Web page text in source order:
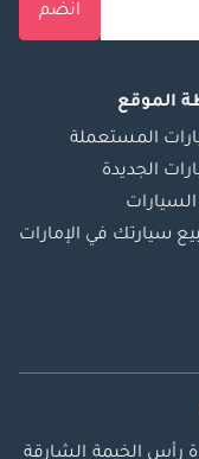
انضم
الموقع
المستعملة
الجديدة
السيارات
سيارتك في الإمارات
رأس الخيمة الشارقة